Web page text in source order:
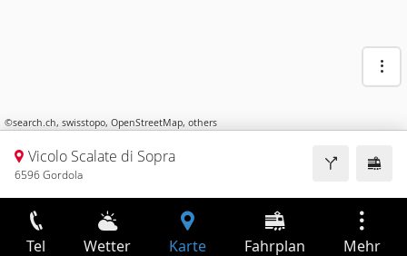
©search.ch, swisstopo, OpenStreetMap, others
Vicolo Scalate di Sopra
6596 Gordola
Tel Wetter Karte Fahrplan Mehr